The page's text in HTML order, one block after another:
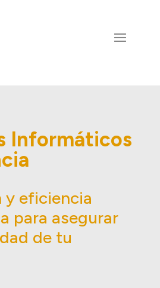
Informáticos
y eficiencia
para asegurar
de tu